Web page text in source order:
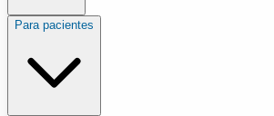
Para pacientes